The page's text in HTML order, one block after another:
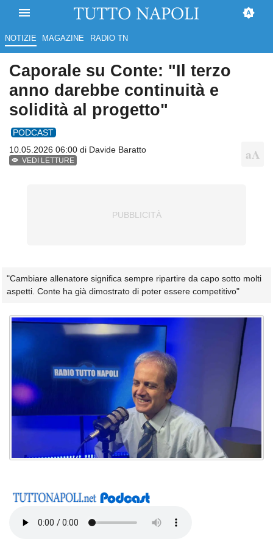
NOTIZIE MAGAZINE RADIO TN
Caporale su Conte: "Il terzo
anno darebbe continuità e
solidità al progetto"
PODCAST
10.05.2026 06:00 di Davide Baratto
VEDI LETTURE
"Cambiare allenatore significa sempre ripartire da capo sotto molti
aspetti. Conte ha già dimostrato di poter essere competitivo"